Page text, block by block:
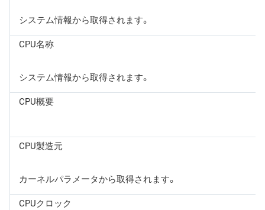
システム情報から取得されます。
CPU名称
システム情報から取得されます。
CPU概要
CPU製造元
カーネルパラメータから取得されます。
CPUクロック